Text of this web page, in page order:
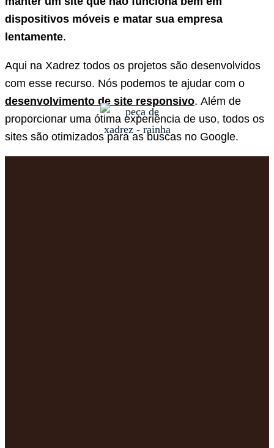
dispositivos móveis e matar sua empresa
lentamente.
Aqui na Xadrez todos os projetos são desenvolvidos
com esse recurso. Nós podemos te ajudar com o
desenvolvimento de site responsivo. Além de
proporcionar uma ótima experiência de uso, todos os
sites são otimizados para as buscas no Google.